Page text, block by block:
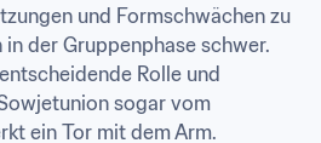
und Formschwächen zu
der Gruppenphase schwer.
Rolle und
sogar vom
ein Tor mit dem Arm.